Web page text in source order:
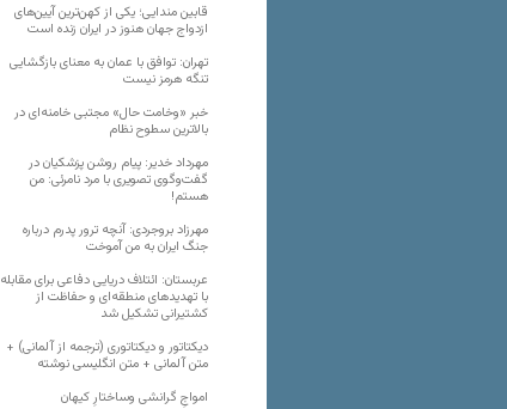
قابین مندایی؛ یکی از کهن‌ترین آیین‌های
ازدواج جهان هنوز در ایران زنده است
تهران: توافق با عمان به معنای بازگشایی
تنگه هرمز نیست
خبر «وخامت حال» مجتبی خامنه‌ای در
بالاترین سطوح نظام
مهرداد خدیر: پیام روشن پزشکیان در
گفت‌و‌گوی تصویری با مرد نامرئی: من
هستم!
مهرزاد بروجردی: آنچه ترور پدرم درباره
جنگ ایران به من آموخت
عربستان: ائتلاف دریایی دفاعی برای مقابله
با تهدیدهای منطقه‌ای و حفاظت از
کشتیرانی تشکیل شد
دیکتاتور و دیکتاتوری (ترجمه از آلمانی) +
متن آلمانی + متن انگلیسی نوشته
‌امواجِ گرانشی وساختارِ کیهان